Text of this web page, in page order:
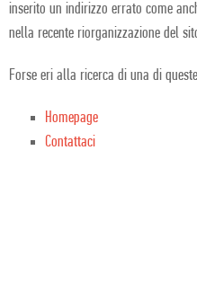
inserito un indirizzo errato come
nella recente riorganizzazione del
Forse eri alla ricerca di una di
Homepage
Contattaci